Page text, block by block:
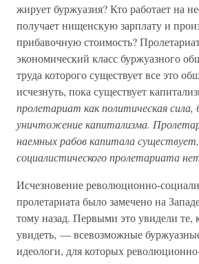
жирует буржуазия? Кто работает на
получает нищенскую зарплату и
прибавочную стоимость?
экономический класс буржуазного
труда которого существует все это
исчезнуть, пока существует
пролетариат как политическая сила,
уничтожение капитализма.
наемных рабов капитала
социалистического пролетариата
Исчезновение революционно-
пролетариата было замечено на
тому назад. Первыми это увидели те,
увидеть, — всевозможные
идеологи, для которых